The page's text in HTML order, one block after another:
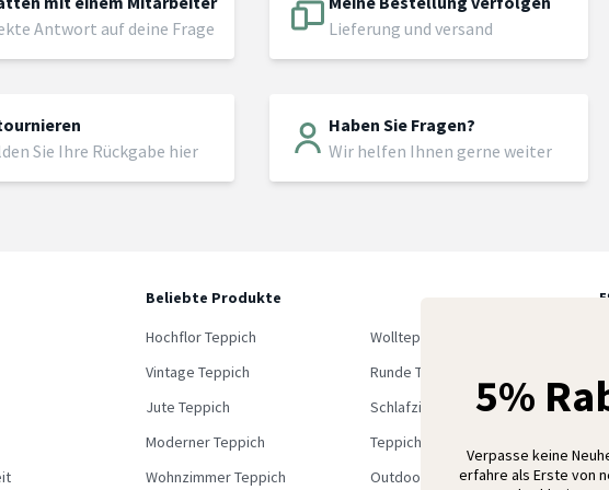
Antwort auf deine Frage
Lieferung und versand
Sie Ihre Rückgabe hier
Haben Sie Fragen?
Wir helfen Ihnen gerne weiter
Beliebte Produkte
Hochflor Teppich
Wollteppich
Vintage Teppich
Runde Teppich
Jute Teppich
Schlafzimmer Teppich
Moderner Teppich
Teppich Outlet
Wohnzimmer Teppich
Outdoor Teppich
5%
Verpasse keine
erfahre als Erste von